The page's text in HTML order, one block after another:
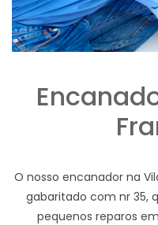
O nosso encanador na
gabaritado com nr 35,
pequenos reparos